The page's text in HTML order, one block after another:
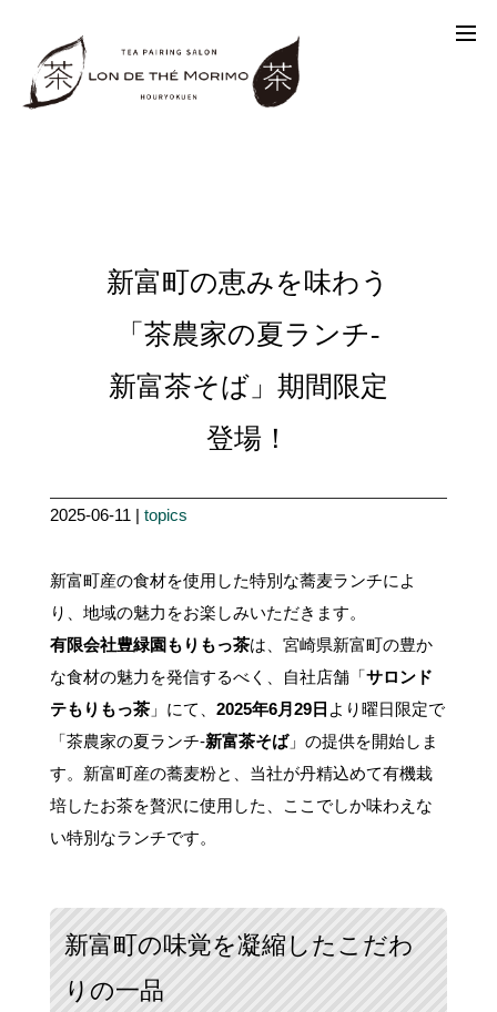
新富町の恵みを味わう
「茶農家の夏ランチ-
新富茶そば」期間限定
登場！
2025-06-11 | topics
新富町産の食材を使用した特別な蕎麦ランチによ
り、地域の魅力をお楽しみいただきます。
有限会社豊緑園もりもっ茶は、宮崎県新富町の豊か
な食材の魅力を発信するべく、自社店舗「サロンド
テもりもっ茶」にて、 2025年6月29日 より曜日限定で
「茶農家の夏ランチ-新富茶そば」の提供を開始しま
す。新富町産の蕎麦粉と、当社が丹精込めて有機栽
培したお茶を贅沢に使用した、ここでしか味わえな
い特別なランチです。
新富町の味覚を凝縮したこだわ
りの一品